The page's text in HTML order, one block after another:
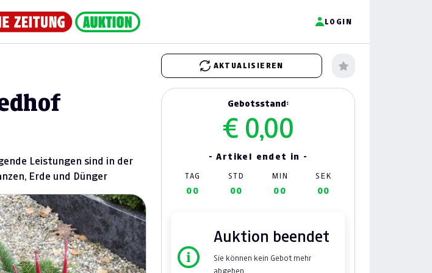
LOGIN
AKTUALISIEREN
Leistungen sind in der
Erde und Dünger
Gebotsstand:
€ 0,00
- Artikel endet in -
TAG STD MIN SEK
00 00 00 00
Auktion beendet
Sie können kein Gebot mehr
abgeben.